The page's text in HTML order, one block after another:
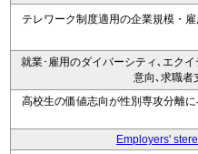
テレワーク制度適用の企業規模・
就業･雇用のダイバーシティ､エク
意向､求職者
高校生の価値志向が性別専攻分離
Employers'